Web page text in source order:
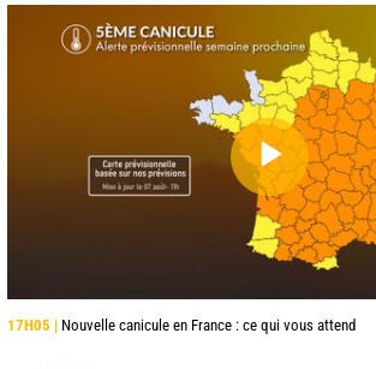
17H05 | Nouvelle canicule en France : ce qui vous attend